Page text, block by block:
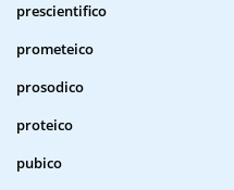
prescientifico
prometeico
prosodico
proteico
pubico